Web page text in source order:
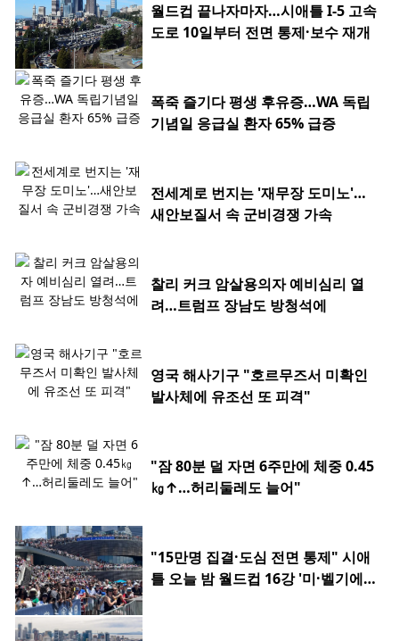
월드컵 끝나자마자…시애틀 I-5 고속
도로 10일부터 전면 통제·보수 재개
폭죽 즐기다 평생 후유증…WA 독립
기념일 응급실 환자 65% 급증
전세계로 번지는 '재무장 도미노'…
새안보질서 속 군비경쟁 가속
찰리 커크 암살용의자 예비심리 열
려…트럼프 장남도 방청석에
영국 해사기구 "호르무즈서 미확인
발사체에 유조선 또 피격"
"잠 80분 덜 자면 6주만에 체중 0.45
㎏↑…허리둘레도 늘어"
"15만명 집결·도심 전면 통제" 시애
틀 오늘 밤 월드컵 16강 '미·벨기에